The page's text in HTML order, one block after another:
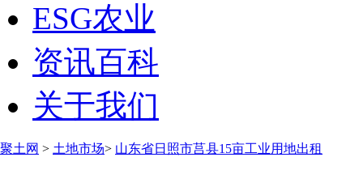
ESG农业
资讯百科
关于我们
聚土网 > 土地市场> 山东省日照市莒县15亩工业用地出租